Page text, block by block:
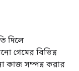
দিলে
গেমের বিভিন্ন
কাজ সম্পন্ন করার